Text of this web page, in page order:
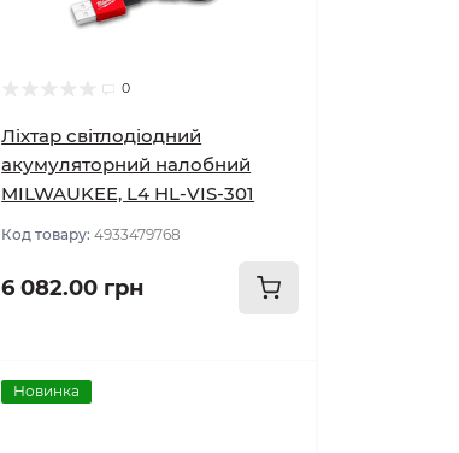
0
Ліхтар світлодіодний
акумуляторний налобний
MILWAUKEE, L4 HL-VIS-301
Код товару:4933479768
6 082.00 грн
Новинка